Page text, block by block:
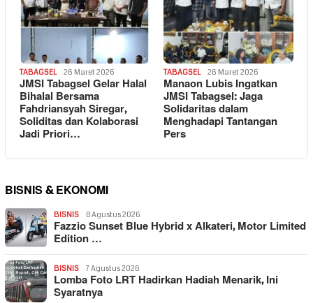
TABAGSEL 26 Maret 2026
JMSI Tabagsel Gelar Halal
Bihalal Bersama
Fahdriansyah Siregar,
Soliditas dan Kolaborasi
Jadi Priori…
TABAGSEL 26 Maret 2026
Manaon Lubis Ingatkan
JMSI Tabagsel: Jaga
Solidaritas dalam
Menghadapi Tantangan
Pers
BISNIS & EKONOMI
BISNIS 8 Agustus 2026
Fazzio Sunset Blue Hybrid x Alkateri, Motor Limited
Edition …
BISNIS 7 Agustus 2026
Lomba Foto LRT Hadirkan Hadiah Menarik, Ini
Syaratnya